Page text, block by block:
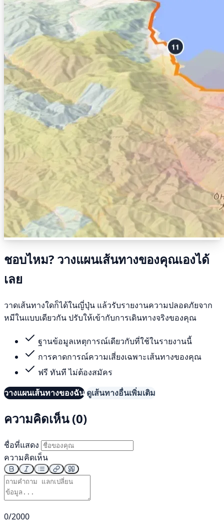
ชอบไหม? วางแผนเส้นทางของคุณเองได้
เลย
วาดเส้นทางใดก็ได้ในญี่ปุ่น แล้วรับรายงานความปลอดภัยจาก
หมีในแบบเดียวกัน ปรับให้เข้ากับการเดินทางจริงของคุณ
ฐานข้อมูลเหตุการณ์เดียวกับที่ใช้ในรายงานนี้
การคาดการณ์ความเสี่ยงเฉพาะเส้นทางของคุณ
ฟรี ทันที ไม่ต้องสมัคร
วางแผนเส้นทางของฉัน ดูเส้นทางอื่นเพิ่มเติม
ความคิดเห็น (0)
ชื่อที่แสดง
ความคิดเห็น
0/2000